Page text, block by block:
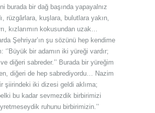
burada bir dağ başında yapayalnız
rüzgârlara, kuşlara, bulutlara yakın,
kızlarımın kokusundan uzak…
Şehriyar’ın şu sözünü hep kendime
‘’Büyük bir adamın iki yüreği vardır;
diğeri sabreder.’’ Burada bir yüreğim
diğeri de hep sabrediyordu… Nazim
şiirindeki iki dizesi geldi aklıma;
bu kadar sevmezdik birbirimizi
ruhunu birbirimizin.’’